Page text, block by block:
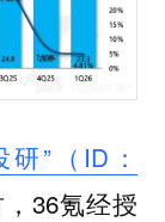
研”（ID：
36氪经授